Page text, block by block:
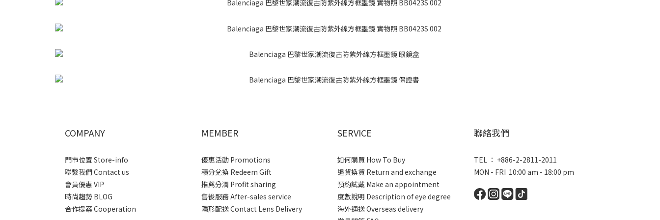
COMPANY
門市位置 Store-info
聯繫我們 Contact us
會員優惠 VIP
時尚趨勢 BLOG
合作提案 Cooperation
MEMBER
優惠活動 Promotions
積分兌換 Redeem Gift
推薦分潤 Profit sharing
售後服務 After-sales service
隱形配送 Contact Lens Delivery
SERVICE
如何購買 How To Buy
退貨換貨 Return and exchange
預約試戴 Make an appointment
度數說明 Description of eye degree
海外運送 Overseas delivery
聯絡我們
TEL ： +886-2-2811-2011
MON - FRI 10:00 am - 18:00 pm